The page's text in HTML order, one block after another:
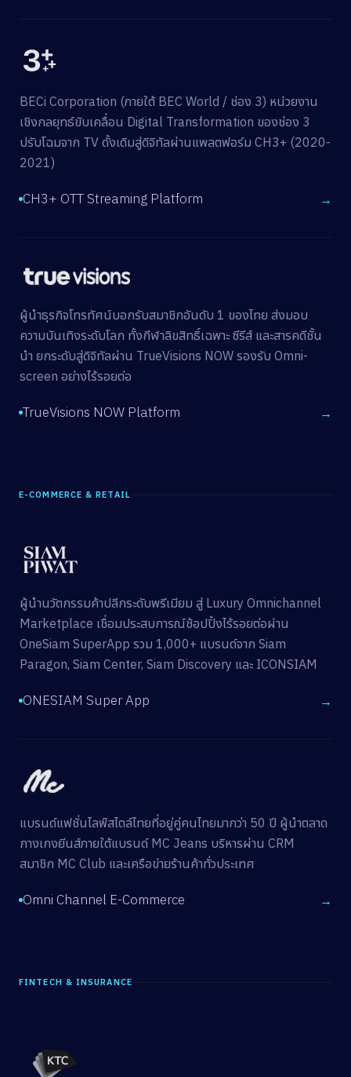
BECi Corporation (ภายใต้ BEC World / ช่อง 3) หน่วยงาน
เชิงกลยุทธ์ขับเคลื่อน Digital Transformation ของช่อง 3
ปรับโฉมจาก TV ดั้งเดิมสู่ดิจิทัลผ่านแพลตฟอร์ม CH3+ (2020-
2021)
CH3+ OTT Streaming Platform →
ผู้นำธุรกิจโทรทัศน์บอกรับสมาชิกอันดับ 1 ของไทย ส่งมอบ
ความบันเทิงระดับโลก ทั้งกีฬาลิขสิทธิ์เฉพาะ ซีรีส์ และสารคดีชั้น
นำ ยกระดับสู่ดิจิทัลผ่าน TrueVisions NOW รองรับ Omni-
screen อย่างไร้รอยต่อ
TrueVisions NOW Platform →
E-COMMERCE & RETAIL
ผู้นำนวัตกรรมค้าปลีกระดับพรีเมียม สู่ Luxury Omnichannel
Marketplace เชื่อมประสบการณ์ช้อปปิ้งไร้รอยต่อผ่าน
OneSiam SuperApp รวม 1,000+ แบรนด์จาก Siam
Paragon, Siam Center, Siam Discovery และ ICONSIAM
ONESIAM Super App →
แบรนด์แฟชั่นไลฟ์สไตล์ไทยที่อยู่คู่คนไทยมากว่า 50 ปี ผู้นำตลาด
กางเกงยีนส์ภายใต้แบรนด์ MC Jeans บริหารผ่าน CRM
สมาชิก MC Club และเครือข่ายร้านค้าทั่วประเทศ
Omni Channel E-Commerce →
FINTECH & INSURANCE